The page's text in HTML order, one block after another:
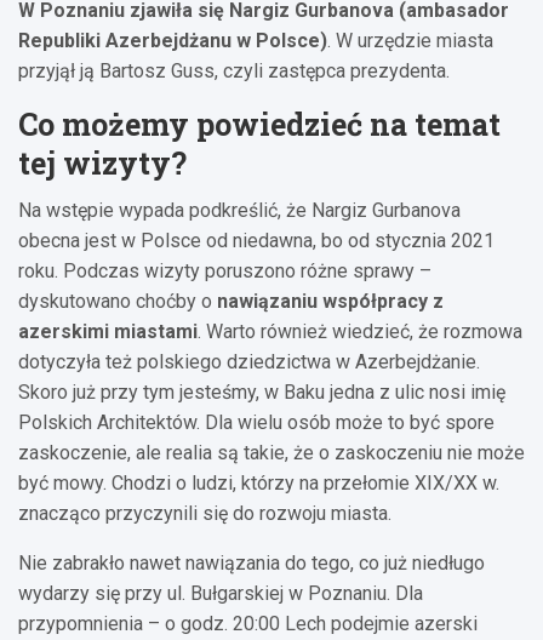
W Poznaniu zjawiła się Nargiz Gurbanova (ambasador
Republiki Azerbejdżanu w Polsce). W urzędzie miasta
przyjął ją Bartosz Guss, czyli zastępca prezydenta.
Co możemy powiedzieć na temat
tej wizyty?
Na wstępie wypada podkreślić, że Nargiz Gurbanova
obecna jest w Polsce od niedawna, bo od stycznia 2021
roku. Podczas wizyty poruszono różne sprawy –
dyskutowano choćby o nawiązaniu współpracy z
azerskimi miastami. Warto również wiedzieć, że rozmowa
dotyczyła też polskiego dziedzictwa w Azerbejdżanie.
Skoro już przy tym jesteśmy, w Baku jedna z ulic nosi imię
Polskich Architektów. Dla wielu osób może to być spore
zaskoczenie, ale realia są takie, że o zaskoczeniu nie może
być mowy. Chodzi o ludzi, którzy na przełomie XIX/XX w.
znacząco przyczynili się do rozwoju miasta.
Nie zabrakło nawet nawiązania do tego, co już niedługo
wydarzy się przy ul. Bułgarskiej w Poznaniu. Dla
przypomnienia – o godz. 20:00 Lech podejmie azerski